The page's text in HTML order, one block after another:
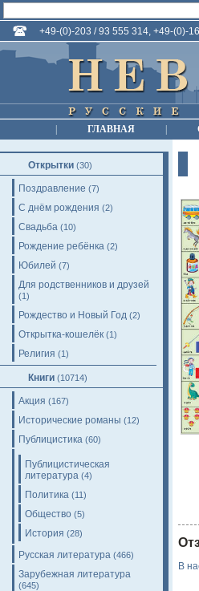
+49-(0)-203 / 93 555 314, +49-(0)-
ГЛАВНАЯ
Открытки (30)
Поздравление (7)
С днём рождения (2)
Свадьба (10)
Рождение ребёнка (2)
Юбилей (7)
Для родственников и друзей
(1)
Рождество и Новый Год (2)
Открытка-кошелёк (1)
Религия (1)
Книги (10714)
Акция (167)
Исторические романы (12)
Публицистика (60)
Публицистическая
литература (4)
Политика (11)
Общество (5)
История (28)
Русская литература (466)
Зарубежная литература
(645)
В